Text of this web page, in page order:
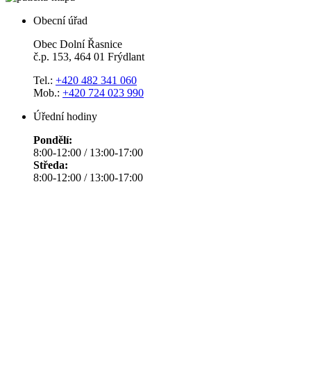
Obecní úřad
Obec Dolní Řasnice
č.p. 153, 464 01 Frýdlant
Tel.: +420 482 341 060
Mob.: +420 724 023 990
Úřední hodiny
Pondělí:
8:00-12:00 / 13:00-17:00
Středa:
8:00-12:00 / 13:00-17:00